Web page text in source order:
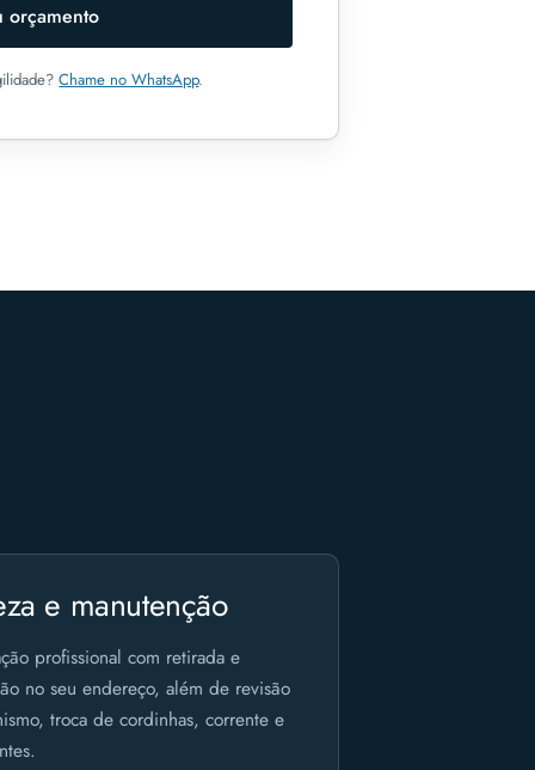
orçamento
Chame no WhatsApp.
e manutenção
profissional com retirada e
no seu endereço, além de revisão
troca de cordinhas, corrente e